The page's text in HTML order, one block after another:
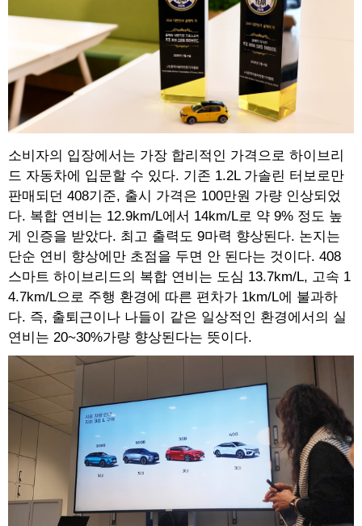
소비자의 입장에서는 가장 합리적인 가격으로 하이브리
드 자동차에 입문할 수 있다. 기존 1.2L 가솔린 터보로만
판매되던 408기준, 출시 가격은 100만원 가량 인상되었
다. 복합 연비는 12.9km/L에서 14km/L로 약 9% 정도 높
게 인증을 받았다. 최고 출력도 9마력 향상된다. 논지는
단순 연비 향상에만 초점을 두면 안 된다는 것이다. 408
스마트 하이브리드의 복합 연비는 도심 13.7km/L, 고속 1
4.7km/L으로 주행 환경에 따른 편차가 1km/L에 불과하
다. 즉, 출퇴근이나 나들이 같은 일상적인 환경에서의 실
연비는 20~30%가량 향상된다는 뜻이다.